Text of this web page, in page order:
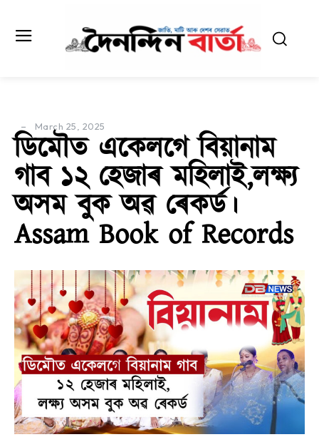
March 25, 2025
ডিমৌত একেলগে বিয়ানাম
গাব ১২ হেজাৰ মহিলাই,লক্ষ্য
অসম বুক অৱ ৰেকৰ্ড।
Assam Book of Records